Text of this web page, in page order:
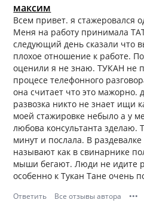
максим
Всем привет. я стажеровался
Меня на работу принимала
следующий день сказали что
плохое отношение к работе.
оценили я не знаю. ТУКАН не
процесе телефонного
она считает что это мажорно.
развозка никто не знает ищи
моей стажировке небыло а у
любова консультанта зделаю.
минут и послала. В
называют как в свинарнике
мыши бегают. Люди не идите
особенно к Тукан Тане очень
Ответить Все отзывы автора •••